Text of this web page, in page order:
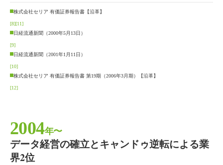
株式会社セリア 有価証券報告書【沿革】
[8][11]
日経流通新聞（2000年5月13日）
[9]
日経流通新聞（2001年1月11日）
[10]
株式会社セリア 有価証券報告書 第19期（2006年3月期）【沿革】
[12]
2004年〜
データ経営の確立とキャンドゥ逆転による業
界2位